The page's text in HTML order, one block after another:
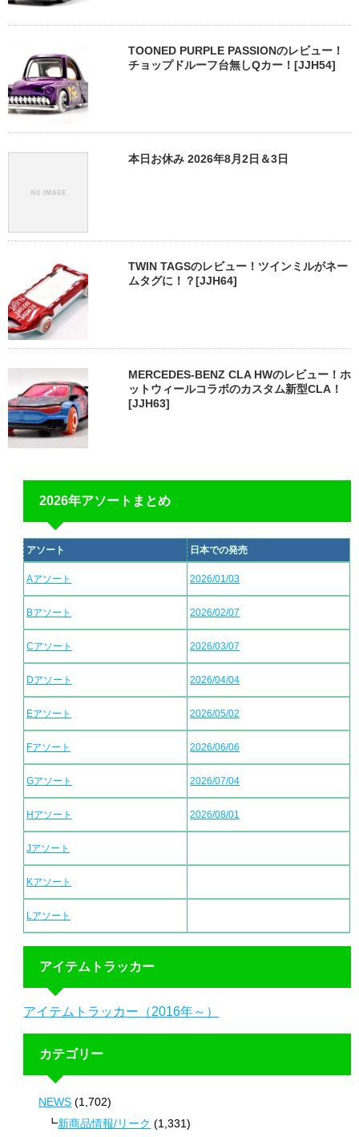
TOONED PURPLE PASSIONのレビュー！
チョップドルーフ台無しQカー！[JJH54]
本日お休み 2026年8月2日＆3日
TWIN TAGSのレビュー！ツインミルがネー
ムタグに！？[JJH64]
MERCEDES-BENZ CLA HWのレビュー！ホ
ットウィールコラボのカスタム新型CLA！
[JJH63]
2026年アソートまとめ
アソート 日本での発売
Aアソート 2026/01/03
Bアソート 2026/02/07
Cアソート 2026/03/07
Dアソート 2026/04/04
Eアソート 2026/05/02
Fアソート 2026/06/06
Gアソート 2026/07/04
Hアソート 2026/08/01
Jアソート
Kアソート
Lアソート
アイテムトラッカー
アイテムトラッカー（2016年～）
カテゴリー
NEWS (1,702)
新商品情報/リーク (1,331)